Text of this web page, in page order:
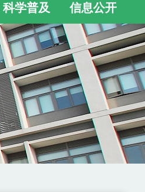
科学普及 信息公开